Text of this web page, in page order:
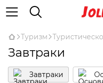
Туризм
Завтраки
Завтраки